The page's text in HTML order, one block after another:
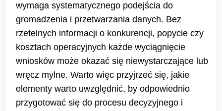
wymaga systematycznego podejścia do
gromadzenia i przetwarzania danych. Bez
rzetelnych informacji o konkurencji, popycie czy
kosztach operacyjnych każde wyciągnięcie
wniosków może okazać się niewystarczające lub
wręcz mylne. Warto więc przyjrzeć się, jakie
elementy warto uwzględnić, by odpowiednio
przygotować się do procesu decyzyjnego i